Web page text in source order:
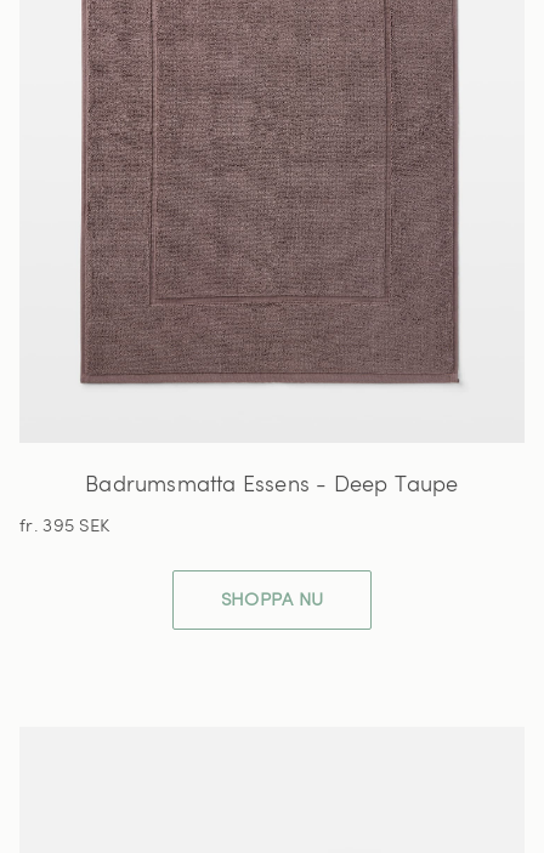
Badrumsmatta Essens - Deep Taupe
fr. 395 SEK
SHOPPA NU